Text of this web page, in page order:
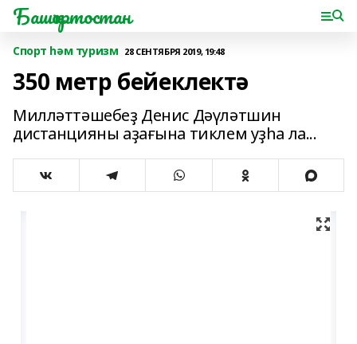
Башҡортостан
Спорт һәм туризм 28 СЕНТЯБРЯ 2019, 19:48
350 метр бейеклектә
Милләттәшебеҙ Денис Дәүләтшин
дистанцияны аҙағына тиклем уҙһа ла...